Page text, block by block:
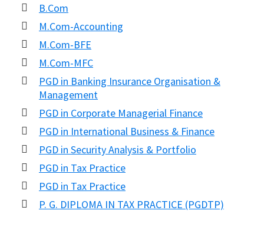
B.Com
M.Com-Accounting
M.Com-BFE
M.Com-MFC
PGD in Banking Insurance Organisation &
Management
PGD in Corporate Managerial Finance
PGD in International Business & Finance
PGD in Security Analysis & Portfolio
PGD in Tax Practice
PGD in Tax Practice
P. G. DIPLOMA IN TAX PRACTICE (PGDTP)